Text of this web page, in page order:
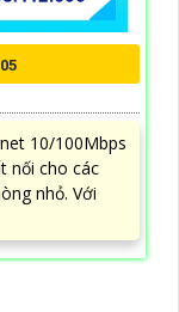
10/100Mbps
nối cho các
nhỏ. Với